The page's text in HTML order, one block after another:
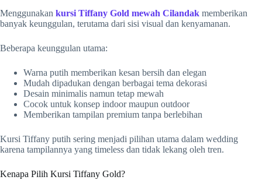
Menggunakan kursi Tiffany Gold mewah Cilandak memberikan
banyak keunggulan, terutama dari sisi visual dan kenyamanan.
Beberapa keunggulan utama:
Warna putih memberikan kesan bersih dan elegan
Mudah dipadukan dengan berbagai tema dekorasi
Desain minimalis namun tetap mewah
Cocok untuk konsep indoor maupun outdoor
Memberikan tampilan premium tanpa berlebihan
Kursi Tiffany putih sering menjadi pilihan utama dalam wedding
karena tampilannya yang timeless dan tidak lekang oleh tren.
Kenapa Pilih Kursi Tiffany Gold?